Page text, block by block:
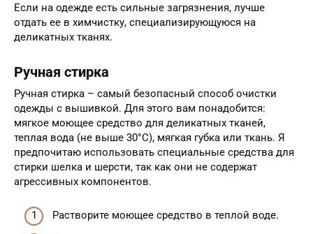
Если на одежде есть сильные загрязнения, лучше
отдать ее в химчистку, специализирующуюся на
деликатных тканях.
Ручная стирка
Ручная стирка – самый безопасный способ очистки
одежды с вышивкой. Для этого вам понадобится:
мягкое моющее средство для деликатных тканей,
теплая вода (не выше 30°C), мягкая губка или ткань. Я
предпочитаю использовать специальные средства для
стирки шелка и шерсти, так как они не содержат
агрессивных компонентов.
Растворите моющее средство в теплой воде.